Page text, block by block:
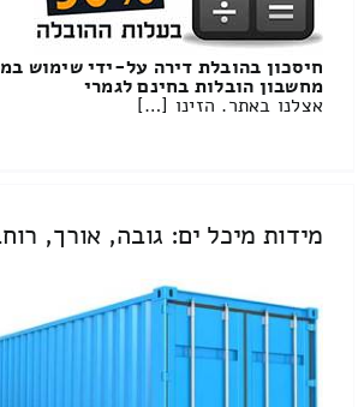
חיסכון בהובלת דירה על-ידי שימוש
מחשבון הובלות בחינם לגמרי
אצלנו באתר. הזינו […]
מידות מיכל ים: גובה, אורך,